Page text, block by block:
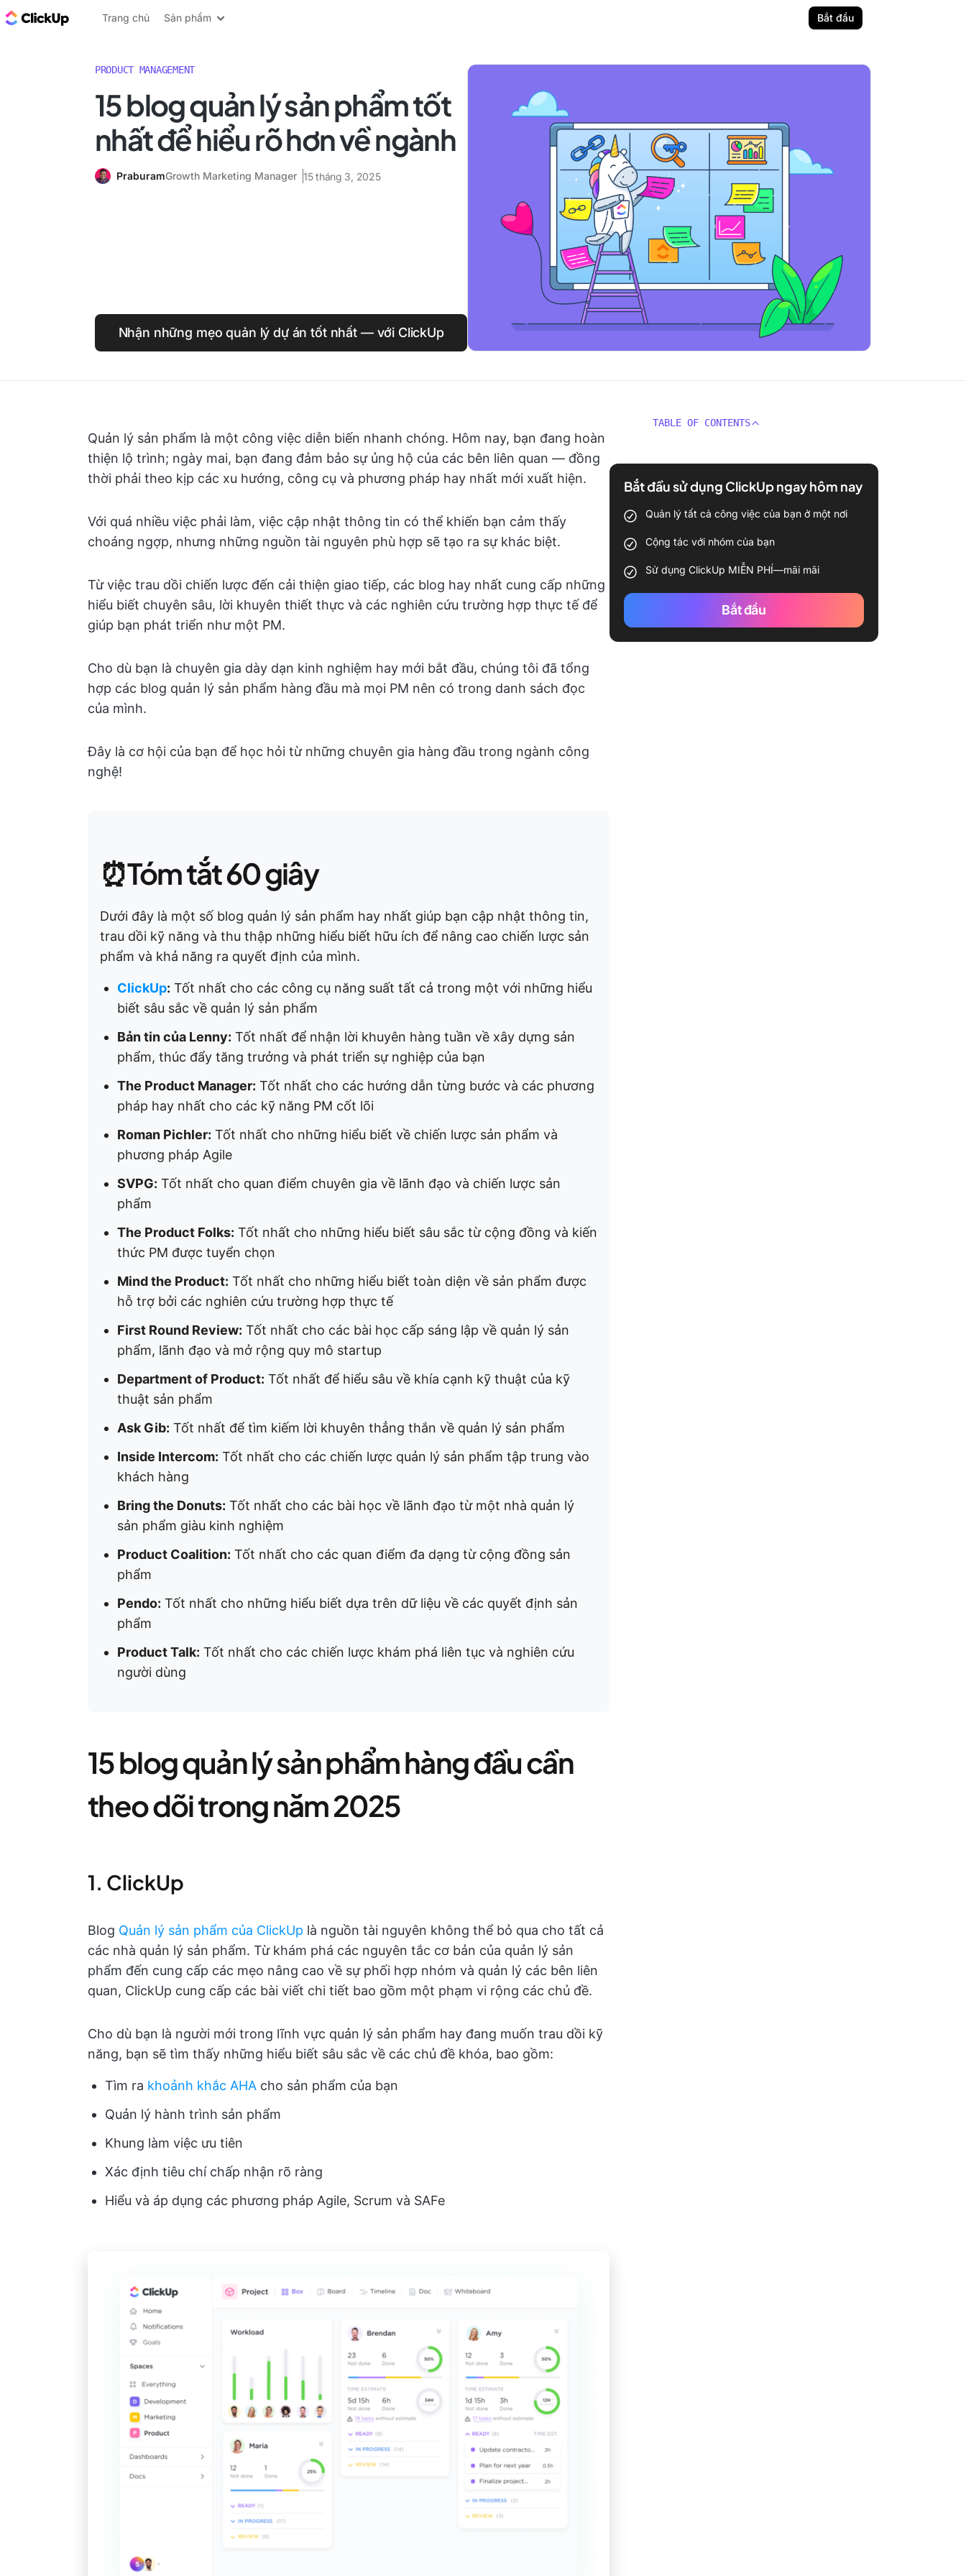
ClickUp Blog
Trang chủ Sản phẩm Bắt đầu
PRODUCT MANAGEMENT
15 blog quản lý sản phẩm tốt
nhất để hiểu rõ hơn về ngành
PraburamGrowth Marketing Manager 15 tháng 3, 2025
Nhận những mẹo quản lý dự án tốt nhất — với ClickUp
Quản lý sản phẩm là một công việc diễn biến nhanh chóng. Hôm nay, bạn đang hoàn
thiện lộ trình; ngày mai, bạn đang đảm bảo sự ủng hộ của các bên liên quan — đồng
thời phải theo kịp các xu hướng, công cụ và phương pháp hay nhất mới xuất hiện.
Với quá nhiều việc phải làm, việc cập nhật thông tin có thể khiến bạn cảm thấy
choáng ngợp, nhưng những nguồn tài nguyên phù hợp sẽ tạo ra sự khác biệt.
Từ việc trau dồi chiến lược đến cải thiện giao tiếp, các blog hay nhất cung cấp những
hiểu biết chuyên sâu, lời khuyên thiết thực và các nghiên cứu trường hợp thực tế để
giúp bạn phát triển như một PM.
Cho dù bạn là chuyên gia dày dạn kinh nghiệm hay mới bắt đầu, chúng tôi đã tổng
hợp các blog quản lý sản phẩm hàng đầu mà mọi PM nên có trong danh sách đọc
của mình.
Đây là cơ hội của bạn để học hỏi từ những chuyên gia hàng đầu trong ngành công
nghệ!
⏰Tóm tắt 60 giây
Dưới đây là một số blog quản lý sản phẩm hay nhất giúp bạn cập nhật thông tin,
trau dồi kỹ năng và thu thập những hiểu biết hữu ích để nâng cao chiến lược sản
phẩm và khả năng ra quyết định của mình.
ClickUp: Tốt nhất cho các công cụ năng suất tất cả trong một với những hiểu
biết sâu sắc về quản lý sản phẩm
Bản tin của Lenny: Tốt nhất để nhận lời khuyên hàng tuần về xây dựng sản
phẩm, thúc đẩy tăng trưởng và phát triển sự nghiệp của bạn
The Product Manager: Tốt nhất cho các hướng dẫn từng bước và các phương
pháp hay nhất cho các kỹ năng PM cốt lõi
Roman Pichler: Tốt nhất cho những hiểu biết về chiến lược sản phẩm và
phương pháp Agile
SVPG: Tốt nhất cho quan điểm chuyên gia về lãnh đạo và chiến lược sản
phẩm
The Product Folks: Tốt nhất cho những hiểu biết sâu sắc từ cộng đồng và kiến
thức PM được tuyển chọn
Mind the Product: Tốt nhất cho những hiểu biết toàn diện về sản phẩm được
hỗ trợ bởi các nghiên cứu trường hợp thực tế
First Round Review: Tốt nhất cho các bài học cấp sáng lập về quản lý sản
phẩm, lãnh đạo và mở rộng quy mô startup
Department of Product: Tốt nhất để hiểu sâu về khía cạnh kỹ thuật của kỹ
thuật sản phẩm
Ask Gib: Tốt nhất để tìm kiếm lời khuyên thẳng thắn về quản lý sản phẩm
Inside Intercom: Tốt nhất cho các chiến lược quản lý sản phẩm tập trung vào
khách hàng
Bring the Donuts: Tốt nhất cho các bài học về lãnh đạo từ một nhà quản lý
sản phẩm giàu kinh nghiệm
Product Coalition: Tốt nhất cho các quan điểm đa dạng từ cộng đồng sản
phẩm
Pendo: Tốt nhất cho những hiểu biết dựa trên dữ liệu về các quyết định sản
phẩm
Product Talk: Tốt nhất cho các chiến lược khám phá liên tục và nghiên cứu
người dùng
15 blog quản lý sản phẩm hàng đầu cần
theo dõi trong năm 2025
1. ClickUp
Blog Quản lý sản phẩm của ClickUp là nguồn tài nguyên không thể bỏ qua cho tất cả
các nhà quản lý sản phẩm. Từ khám phá các nguyên tắc cơ bản của quản lý sản
phẩm đến cung cấp các mẹo nâng cao về sự phối hợp nhóm và quản lý các bên liên
quan, ClickUp cung cấp các bài viết chi tiết bao gồm một phạm vi rộng các chủ đề.
Cho dù bạn là người mới trong lĩnh vực quản lý sản phẩm hay đang muốn trau dồi kỹ
năng, bạn sẽ tìm thấy những hiểu biết sâu sắc về các chủ đề khóa, bao gồm:
Tìm ra khoảnh khắc AHA cho sản phẩm của bạn
Quản lý hành trình sản phẩm
Khung làm việc ưu tiên
Xác định tiêu chí chấp nhận rõ ràng
Hiểu và áp dụng các phương pháp Agile, Scrum và SAFe
TABLE OF CONTENTS
Bắt đầu sử dụng ClickUp ngay hôm nay
Quản lý tất cả công việc của bạn ở một nơi
Cộng tác với nhóm của bạn
Sử dụng ClickUp MIỄN PHÍ—mãi mãi
Bắt đầu